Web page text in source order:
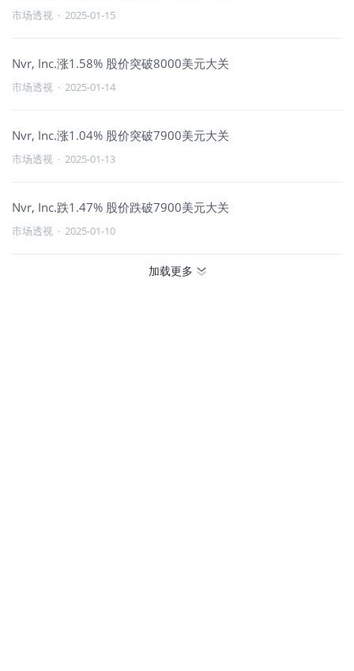
市场透视 · 2025-01-15
Nvr, Inc.涨1.58% 股价突破8000美元大关
市场透视 · 2025-01-14
Nvr, Inc.涨1.04% 股价突破7900美元大关
市场透视 · 2025-01-13
Nvr, Inc.跌1.47% 股价跌破7900美元大关
市场透视 · 2025-01-10
加载更多